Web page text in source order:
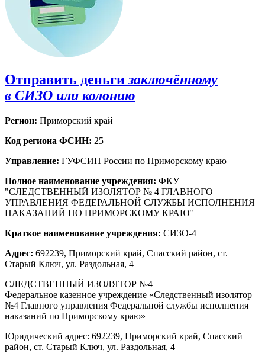
Отправить деньги заключённому
в СИЗО или колонию
Регион: Приморский край
Код региона ФСИН: 25
Управление: ГУФСИН России по Приморскому краю
Полное наименование учреждения: ФКУ
"СЛЕДСТВЕННЫЙ ИЗОЛЯТОР № 4 ГЛАВНОГО
УПРАВЛЕНИЯ ФЕДЕРАЛЬНОЙ СЛУЖБЫ ИСПОЛНЕНИЯ
НАКАЗАНИЙ ПО ПРИМОРСКОМУ КРАЮ"
Краткое наименование учреждения: СИЗО-4
Адрес: 692239, Приморский край, Спасский район, ст.
Старый Ключ, ул. Раздольная, 4
СЛЕДСТВЕННЫЙ ИЗОЛЯТОР №4
Федеральное казенное учреждение «Следственный изолятор
№4 Главного управления Федеральной службы исполнения
наказаний по Приморскому краю»
Юридический адрес: 692239, Приморский край, Спасский
район, ст. Старый Ключ, ул. Раздольная, 4